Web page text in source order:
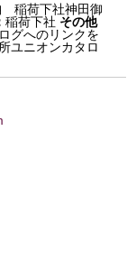
稲荷下社神田御
稲荷下社 その他
グへのリンクを
ユニオンカタロ